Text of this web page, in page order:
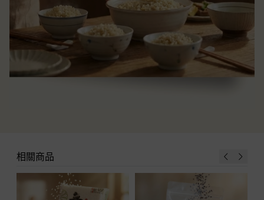
相關商品